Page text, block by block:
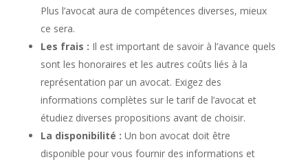
Plus l’avocat aura de compétences diverses, mieux
ce sera.
Les frais : Il est important de savoir à l’avance quels
sont les honoraires et les autres coûts liés à la
représentation par un avocat. Exigez des
informations complètes sur le tarif de l’avocat et
étudiez diverses propositions avant de choisir.
La disponibilité : Un bon avocat doit être
disponible pour vous fournir des informations et